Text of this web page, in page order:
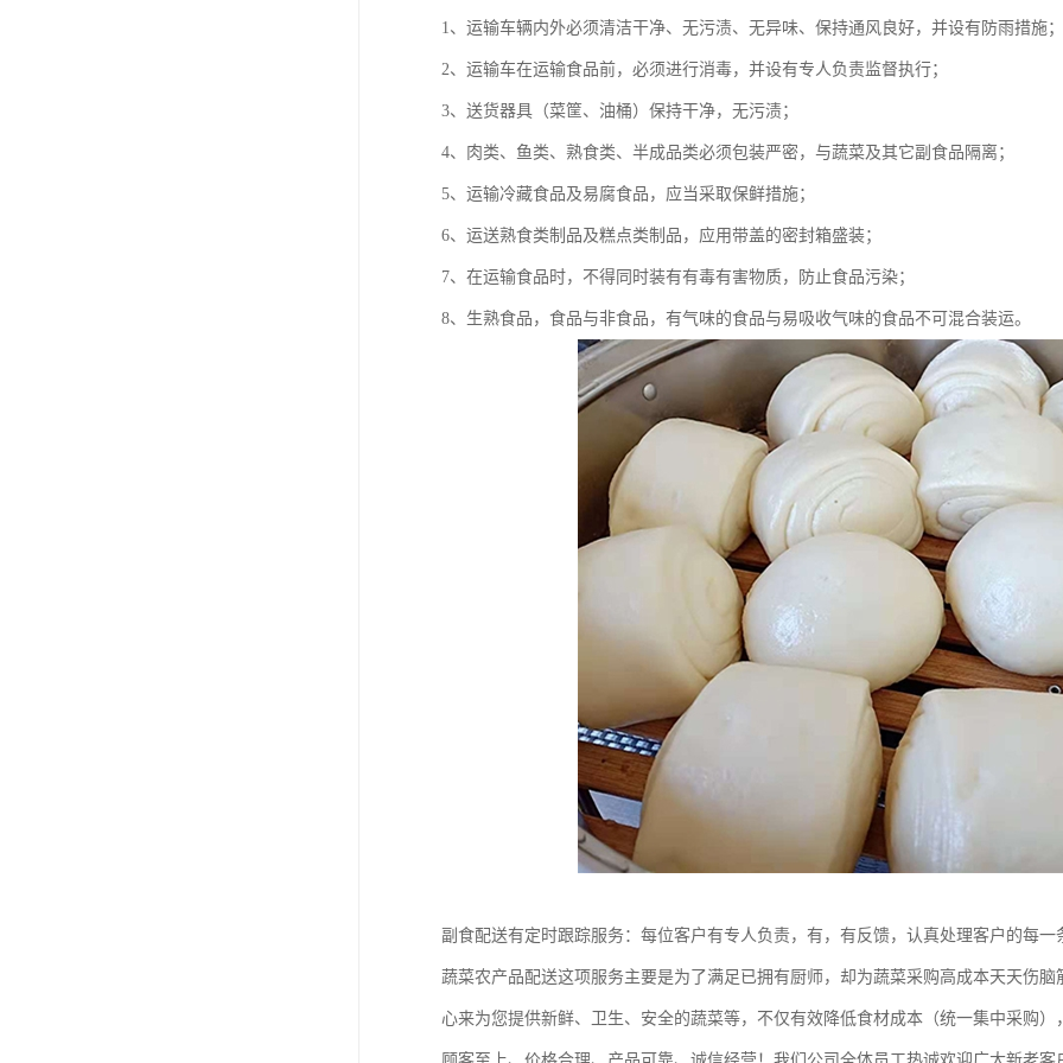
1、运输车辆内外必须清洁干净、无污渍、无异味、保持通风良好，并设有防雨措施；
2、运输车在运输食品前，必须进行消毒，并设有专人负责监督执行；
3、送货器具（菜筐、油桶）保持干净，无污渍；
4、肉类、鱼类、熟食类、半成品类必须包装严密，与蔬菜及其它副食品隔离；
5、运输冷藏食品及易腐食品，应当采取保鲜措施；
6、运送熟食类制品及糕点类制品，应用带盖的密封箱盛装；
7、在运输食品时，不得同时装有有毒有害物质，防止食品污染；
8、生熟食品，食品与非食品，有气味的食品与易吸收气味的食品不可混合装运。
副食配送有定时跟踪服务：每位客户有专人负责，有，有反馈，认真处理客户的每一
蔬菜农产品配送这项服务主要是为了满足已拥有厨师，却为蔬菜采购高成本天天伤
心来为您提供新鲜、卫生、安全的蔬菜等，不仅有效降低食材成本（统一集中采购